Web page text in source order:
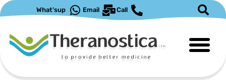
Call
Email
What'sup